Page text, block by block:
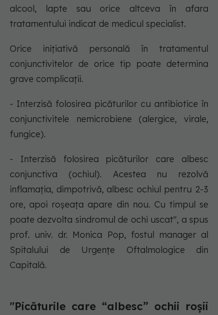
alcool, lapte sau orice altceva în afara
tratamentului indicat de medicul specialist.
Orice iniţiativă personală în tratamentul
conjunctivitelor de orice tip poate determina
grave complicaţii.
- Interzisă folosirea picăturilor cu antibiotice în
conjunctivitele nemicrobiene (alergice, virale,
fungice).
- Interzisă folosirea picăturilor care albesc
conjunctiva (ochiul). Acestea nu rezolvă
inflamaţia, dimpotrivă, albesc ochiul pentru 2-3
ore, apoi roşeaţa apare din nou. Cu timpul se
poate dezvolta sindromul de ochi uscat", a spus
prof. univ. dr. Monica Pop, fostul manager al
Spitalului de Urgenţe Oftalmologice din
Capitală.
"Picăturile care “albesc” ochii roşii